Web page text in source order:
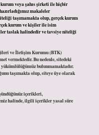
veya şahıs şirketi ile hiçbir
makaleler
taşımamakta olup, gerçek kurum
kurum ve kişiler ile isim
taslak halindedir ve tavsiye niteliği
ve İletişim Kurumu (BTK)
vermektedir. Bu nedenle, sitedeki
bulunmamaktadır.
taşımakta olup, siteye üye olarak
içerikleri,
halinde, ilgili içerikler yasal süre